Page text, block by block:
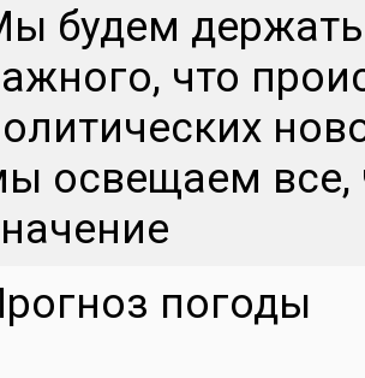
будем держать
что
освещаем все,
погоды